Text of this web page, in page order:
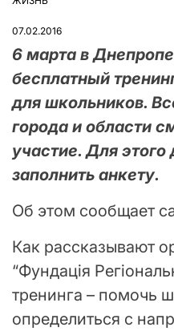
ОПУБЛІКУВАТИ
07.02.2016
6 марта в
бесплатный
для школьников.
города и области
участие. Для этого
заполнить анкету.
Об этом сообщает
Как рассказывают
“Фундація
тренинга – помочь
определиться с